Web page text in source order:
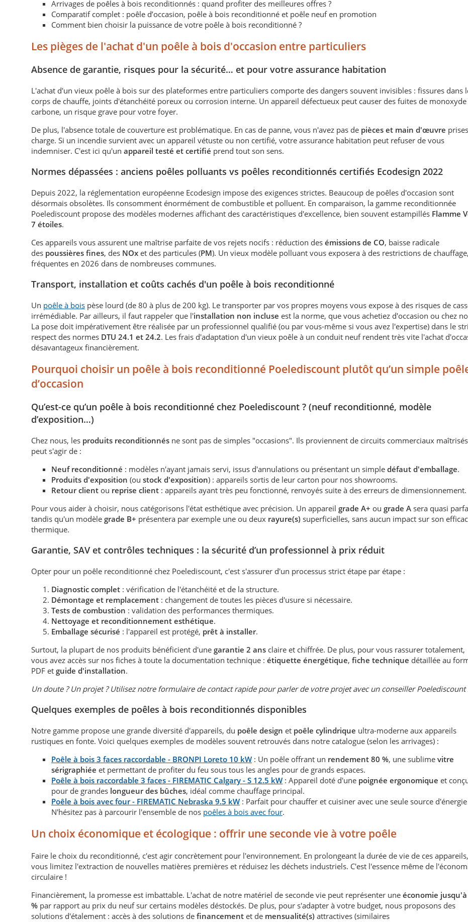
Arrivages de poêles à bois reconditionnés : quand profiter des meilleures offres ?
Comparatif complet : poêle d’occasion, poêle à bois reconditionné et poêle neuf en promotion
Comment bien choisir la puissance de votre poêle à bois reconditionné ?
Les pièges de l'achat d'un poêle à bois d'occasion entre particuliers
Absence de garantie, risques pour la sécurité… et pour votre assurance habitation
L'achat d'un vieux poêle à bois sur des plateformes entre particuliers comporte des dangers souvent invisibles : fissures dans
corps de chauffe, joints d'étanchéité poreux ou corrosion interne. Un appareil défectueux peut causer des fuites de monoxyde
carbone, un risque grave pour votre foyer.
De plus, l'absence totale de couverture est problématique. En cas de panne, vous n'avez pas de pièces et main d'œuvre
charge. Si un incendie survient avec un appareil vétuste ou non certifié, votre assurance habitation peut refuser de vous
indemniser. C'est ici qu'unappareil testé et certifié prend tout son sens.
Normes dépassées : anciens poêles polluants vs poêles reconditionnés certifiés Ecodesign 2022
Depuis 2022, la réglementation européenne Ecodesign impose des exigences strictes. Beaucoup de poêles d'occasion sont
désormais obsolètes. Ils consomment énormément de combustible et polluent. En comparaison, la gamme reconditionnée
Poelediscount propose des modèles modernes affichant des caractéristiques d'excellence, bien souvent estampillés Flamme
7 étoiles.
Ces appareils vous assurent une maîtrise parfaite de vos rejets nocifs : réduction desémissions de CO, baisse radicale
des poussières fines, des NOx et des particules (PM). Un vieux modèle polluant vous exposera à des restrictions de chauffage,
fréquentes en 2026 dans de nombreuses communes.
Transport, installation et coûts cachés d'un poêle à bois reconditionné
Un poêle à bois pèse lourd (de 80 à plus de 200 kg). Le transporter par vos propres moyens vous expose à des risques de
irrémédiable. Par ailleurs, il faut rappeler que l'installation non incluse est la norme, que vous achetiez d'occasion ou chez
La pose doit impérativement être réalisée par un professionnel qualifié (ou par vous-même si vous avez l'expertise) dans le
respect des normes DTU 24.1 et 24.2. Les frais d'adaptation d'un vieux poêle à un conduit neuf rendent très vite l'achat
désavantageux financièrement.
Pourquoi choisir un poêle à bois reconditionné Poelediscount plutôt qu’un simple
d’occasion
Qu’est-ce qu’un poêle à bois reconditionné chez Poelediscount ? (neuf reconditionné, modèle
d’exposition…)
Chez nous, les produits reconditionnés ne sont pas de simples "occasions". Ils proviennent de circuits commerciaux
peut s'agir de :
Neuf reconditionné : modèles n'ayant jamais servi, issus d'annulations ou présentant un simpledéfaut d'emballage.
Produits d'exposition (oustock d'exposition) : appareils sortis de leur carton pour nos showrooms.
Retour client ou reprise client : appareils ayant très peu fonctionné, renvoyés suite à des erreurs de dimensionnement.
Pour vous aider à choisir, nous catégorisons l'état esthétique avec précision. Un appareilgrade A+ ougrade A sera quasi
tandis qu'un modèlegrade B+ présentera par exemple une ou deux rayure(s) superficielles, sans aucun impact sur son
thermique.
Garantie, SAV et contrôles techniques : la sécurité d’un professionnel à prix réduit
Opter pour un poêle reconditionné chez Poelediscount, c'est s'assurer d'un processus strict étape par étape :
Diagnostic complet : vérification de l'étanchéité et de la structure.
Démontage et remplacement : changement de toutes les pièces d'usure si nécessaire.
Tests de combustion : validation des performances thermiques.
Nettoyage et reconditionnement esthétique.
Emballage sécurisé : l'appareil est protégé, prêt à installer.
Surtout, la plupart de nos produits bénéficient d'unegarantie 2 ans claire et chiffrée. De plus, pour vous rassurer totalement,
vous avez accès sur nos fiches à toute la documentation technique :étiquette énergétique,fiche technique détaillée au
PDF etguide d'installation.
Un doute ? Un projet ? Utilisez notre formulaire de contact rapide pour parler de votre projet avec un conseiller Poelediscount
Quelques exemples de poêles à bois reconditionnés disponibles
Notre gamme propose une grande diversité d'appareils, du poêle design et poêle cylindrique ultra-moderne aux appareils
rustiques en fonte. Voici quelques exemples de modèles souvent retrouvés dans notre catalogue (selon les arrivages) :
Poêle à bois 3 faces raccordable - BRONPI Loreto 10 kW : Un poêle offrant un rendement 80 %, une sublimevitre
sérigraphiée et permettant de profiter du feu sous tous les angles pour de grands espaces.
Poêle à bois raccordable 3 faces - FIREMATIC Calgary - S 12.5 kW : Appareil doté d'une poignée ergonomique et
pour de grandes longueur des bûches, idéal comme chauffage principal.
Poêle à bois avec four - FIREMATIC Nebraska 9.5 kW : Parfait pour chauffer et cuisiner avec une seule source d'énergie
N'hésitez pas à parcourir l'ensemble de nos poêles à bois avec four.
Un choix économique et écologique : offrir une seconde vie à votre poêle
Faire le choix du reconditionné, c'est agir concrètement pour l'environnement. En prolongeant la durée de vie de ces appareils,
vous limitez l'extraction de nouvelles matières premières et réduisez les déchets industriels. C'est l'essence même de
circulaire !
Financièrement, la promesse est imbattable. L'achat de notre matériel de seconde vie peut représenter uneéconomie jusqu'à
% par rapport au prix du neuf sur certains modèles déstockés. De plus, pour s'adapter à votre budget, nous proposons des
solutions d'étalement : accès à des solutions definancement et de mensualité(s) attractives (similaires